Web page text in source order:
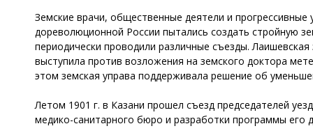
Земские врачи, общественные деятели и
дореволюционной России пытались создать стройную
периодически проводили различные съезды.
выступила против возложения на земского доктора
этом земская управа поддерживала решение об
Летом 1901 г. в Казани прошел съезд председателей
медико-санитарного бюро и разработки программы его